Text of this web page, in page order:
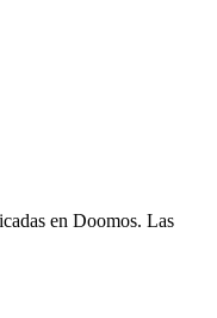
en Doomos. Las